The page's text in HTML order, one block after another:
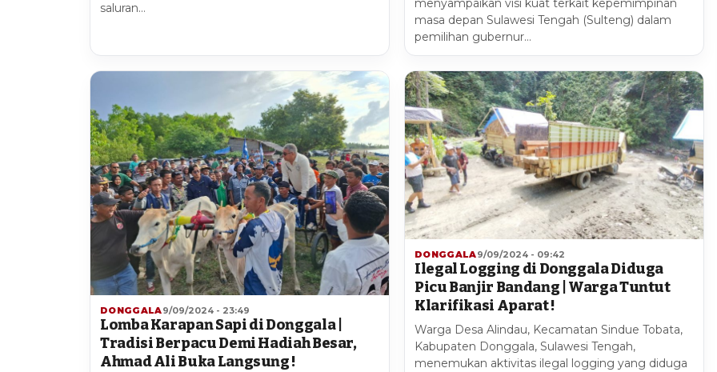
saluran…
menyampaikan visi kuat terkait kepemimpinan
masa depan Sulawesi Tengah (Sulteng) dalam
pemilihan gubernur…
DONGGALA9/09/2024 - 23:49
Lomba Karapan Sapi di Donggala |
Tradisi Berpacu Demi Hadiah Besar,
Ahmad Ali Buka Langsung !
DONGGALA9/09/2024 - 09:42
Ilegal Logging di Donggala Diduga
Picu Banjir Bandang | Warga Tuntut
Klarifikasi Aparat !
Warga Desa Alindau, Kecamatan Sindue Tobata,
Kabupaten Donggala, Sulawesi Tengah,
menemukan aktivitas ilegal logging yang diduga